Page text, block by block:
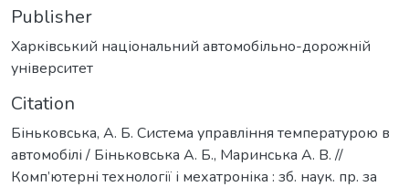
Publisher
Харківський національний автомобільно-дорожній
університет
Citation
Біньковська, А. Б. Система управління температурою в
автомобілі / Біньковська А. Б., Маринська А. В. //
Комп’ютерні технології і мехатроніка : зб. наук. пр. за